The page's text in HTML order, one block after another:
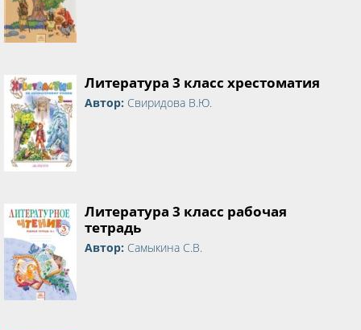
Литература 3 класс хрестоматия
Автор: Свиридова В.Ю.
Литература 3 класс рабочая
тетрадь
Автор: Самыкина С.В.